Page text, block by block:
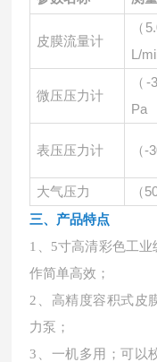
皮膜流量计
（
L/
微压压力计
（-
Pa
表压压力计 （-
大气压力 （
三、产品特点
1、5寸高清彩色工
作简单高效；
2、高精度容积式皮
力泵；
3、一机多用；可以